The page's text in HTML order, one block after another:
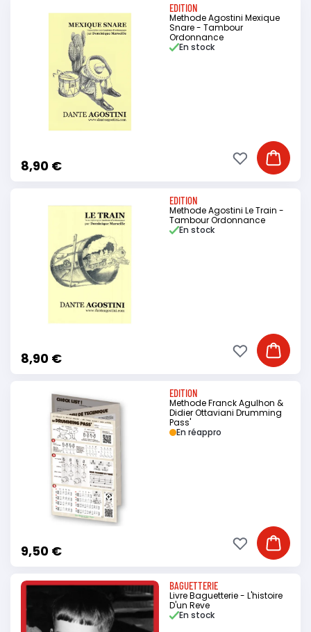
EDITION
Methode Agostini Mexique
Snare - Tambour
Ordonnance
8,90 €
En stock
Ajouter
Ajouter à ma
EDITION
Methode Agostini Le Train -
Tambour Ordonnance
8,90 €
En stock
Ajouter
Ajouter à ma
EDITION
Methode Franck Agulhon &
Didier Ottaviani Drumming
Pass'
9,50 €
En réappro
Ajouter
Ajouter à ma
BAGUETTERIE
Livre Baguetterie - L'histoire
D'un Reve
En stock